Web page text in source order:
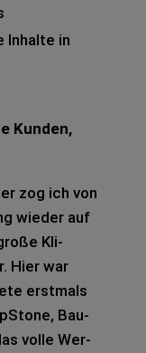
Inhal­te in
Kun­den,
zog ich von
wie­der auf
Kli­
Hier war
erst­mals
Bau­
volle Wer­